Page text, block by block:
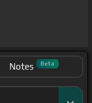
Notes Beta